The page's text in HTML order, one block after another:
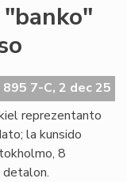
de
895 7-C, 2 dec 25
reprezentanto
la kunsido
8